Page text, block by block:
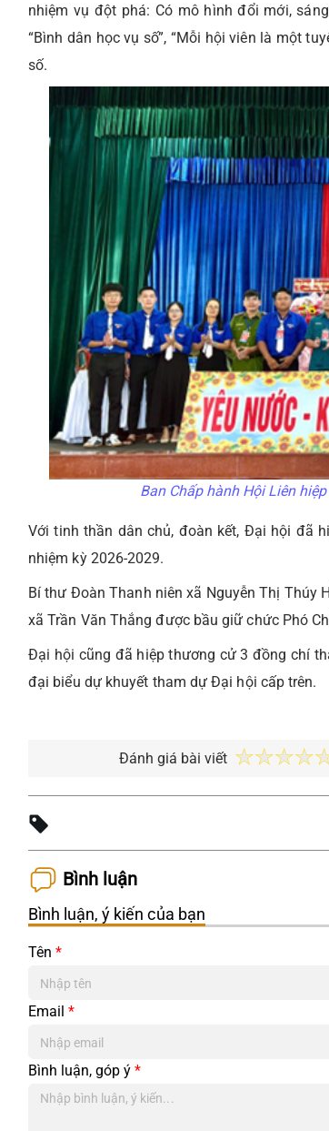
nhiệm vụ đột phá: Có mô hình đổi mới,
“Bình dân học vụ số”, “Mỗi hội viên là một
số.
Ban Chấp hành Hội Liên
Với tinh thần dân chủ, đoàn kết, Đại hội đã
nhiệm kỳ 2026-2029.
Bí thư Đoàn Thanh niên xã Nguyễn Thị Thúy
xã Trần Văn Thắng được bầu giữ chức Phó
Đại hội cũng đã hiệp thương cử 3 đồng chí
đại biểu dự khuyết tham dự Đại hội cấp trên.
Đánh giá bài viết
Bình luận
Bình luận, ý kiến của bạn
Tên*
Email*
Bình luận, góp ý*